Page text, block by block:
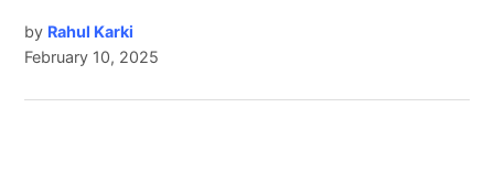
by Rahul Karki
February 10, 2025